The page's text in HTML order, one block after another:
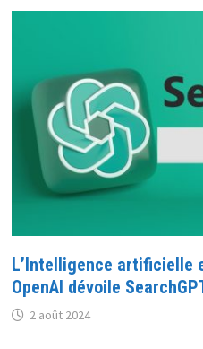
L’Intelligence artificielle
OpenAI dévoile
2 août 2024